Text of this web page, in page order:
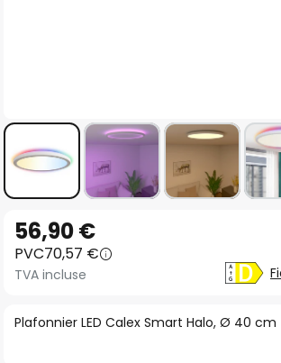
to
the
beginning
the
Plafonnier LED Calex Smart Halo, Ø 40 cm
56,90 €
PVC70,57 €
TVA incluse